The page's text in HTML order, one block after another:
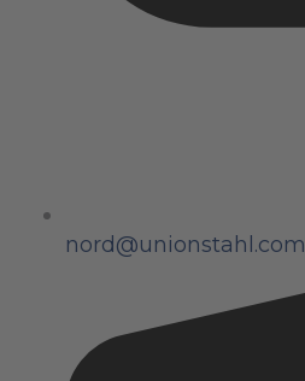
nord@unionstahl.com